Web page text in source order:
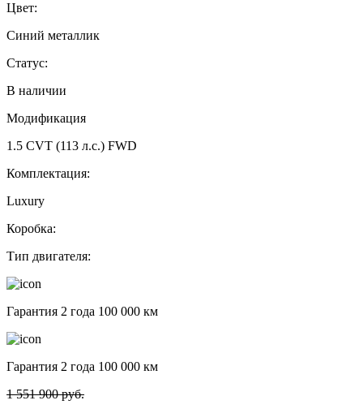
Цвет:
Синий металлик
Статус:
В наличии
Модификация
1.5 CVT (113 л.с.) FWD
Комплектация:
Luxury
Коробка:
Тип двигателя:
Гарантия 2 года 100 000 км
Гарантия 2 года 100 000 км
1 551 900 руб.